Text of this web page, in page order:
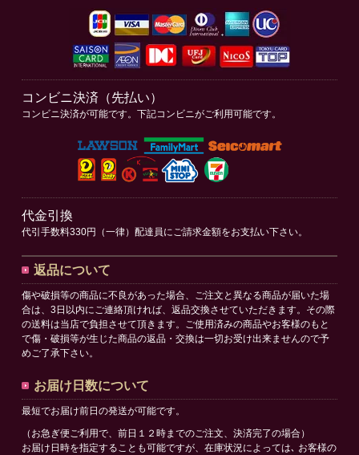
コンビニ決済（先払い）
コンビニ決済が可能です。下記コンビニがご利用可能です。
代金引換
代引手数料330円（一律）配達員にご請求金額をお支払い下さい。
返品について
傷や破損等の商品に不良があった場合、ご注文と異なる商品が届いた場
合は、3日以内にご連絡頂ければ、返品交換させていただきます。その際
の送料は当店で負担させて頂きます。ご使用済みの商品やお客様のもと
で傷・破損等が生じた商品の返品・交換は一切お受け出来ませんので予
めご了承下さい。
お届け日数について
最短でお届け前日の発送が可能です。
（お急ぎ便ご利用で、前日１２時までのご注文、決済完了の場合）
お届け日時を指定することも可能ですが、在庫状況によっては､ お客様の